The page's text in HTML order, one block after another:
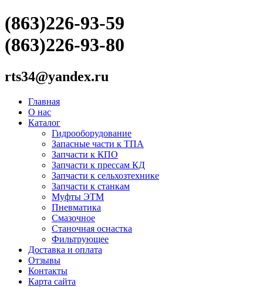
(863)226-93-59
(863)226-93-80
rts34@yandex.ru
Главная
О нас
Каталог
Гидрооборудование
Запасные части к ТПА
Запчасти к КПО
Запчасти к прессам КД
Запчасти к сельхозтехнике
Запчасти к станкам
Муфты ЭТМ
Пневматика
Смазочное
Станочная оснастка
Фильтрующее
Доставка и оплата
Отзывы
Контакты
Карта сайта